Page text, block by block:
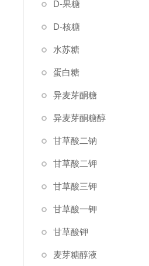
D-果糖
D-核糖
水苏糖
蛋白糖
异麦芽酮糖
异麦芽酮糖醇
甘草酸二钠
甘草酸二钾
甘草酸三钾
甘草酸一钾
甘草酸钾
麦芽糖醇液